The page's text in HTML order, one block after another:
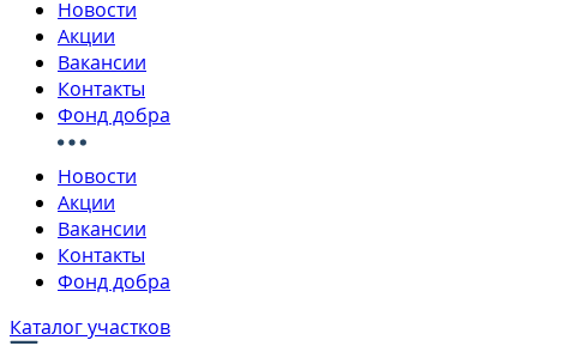
Новости
Акции
Вакансии
Контакты
Фонд добра
Новости
Акции
Вакансии
Контакты
Фонд добра
Каталог участков